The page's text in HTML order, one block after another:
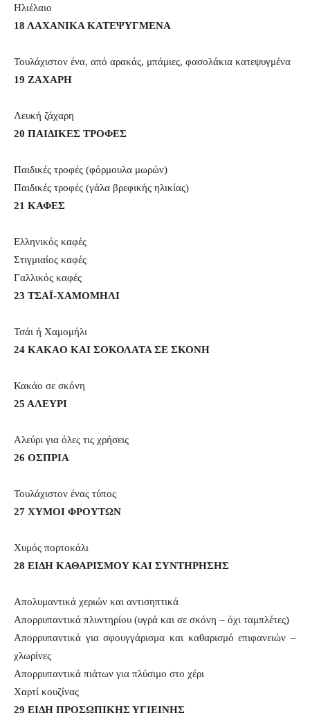
Ηλιέλαιο
18 ΛAXANIKA KATEΨΥΓΜΕΝΑ
Τουλάχιστον ένα, από αρακάς, μπάμιες, φασολάκια κατεψυγμένα
19 ZAXAPH
Λευκή ζάχαρη
20 ΠΑΙΔΙΚΕΣ ΤΡΟΦΕΣ
Παιδικές τροφές (φόρμουλα μωρών)
Παιδικές τροφές (γάλα βρεφικής ηλικίας)
21 ΚΑΦΕΣ
Ελληνικός καφές
Στιγμιαίος καφές
Γαλλικός καφές
23 ΤΣΑΪ-ΧΑΜΟΜΗΛΙ
Τσάι ή Χαμομήλι
24 KAKAO ΚΑΙ ΣΟΚΟΛΑΤΑ ΣΕ ΣΚΟΝΗ
Κακάο σε σκόνη
25 ΑΛΕΥΡΙ
Αλεύρι για όλες τις χρήσεις
26 ΟΣΠΡΙΑ
Τουλάχιστον ένας τύπος
27 ΧΥΜΟΙ ΦΡΟΥΤΩΝ
Χυμός πορτοκάλι
28 ΕΙΔΗ ΚΑΘΑΡΙΣΜΟΥ ΚΑΙ ΣΥΝΤΗΡΗΣΗΣ
Απολυμαντικά χεριών και αντισηπτικά
Απορρυπαντικά πλυντηρίου (υγρά και σε σκόνη – όχι ταμπλέτες)
Απορρυπαντικά για σφουγγάρισμα και καθαρισμό επιφανειών –
χλωρίνες
Απορρυπαντικά πιάτων για πλύσιμο στο χέρι
Χαρτί κουζίνας
29 ΕΙΔΗ ΠΡΟΣΩΠΙΚΗΣ ΥΓΙΕΙΝΗΣ